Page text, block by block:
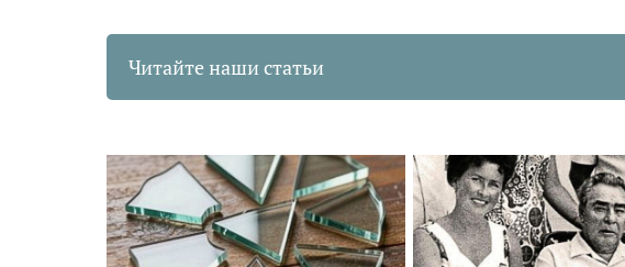
Читайте наши статьи